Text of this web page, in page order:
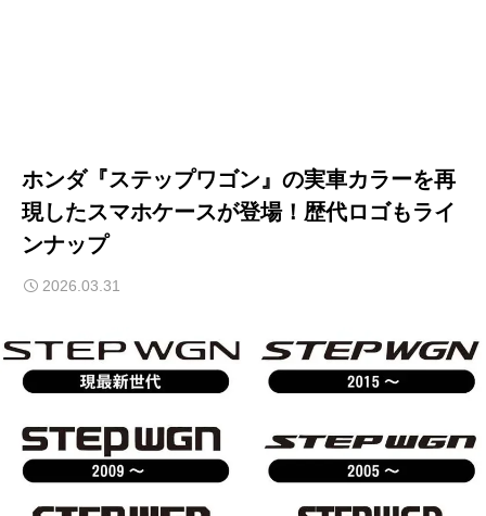
ホンダ『ステップワゴン』の実車カラーを再
現したスマホケースが登場！歴代ロゴもライ
ンナップ
2026.03.31